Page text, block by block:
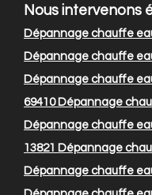
Nous intervenons
Dépannage chauffe
Dépannage chauffe
Dépannage chauffe
69410Dépannage
Dépannage chauffe
13821 Dépannage
Dépannage chauffe